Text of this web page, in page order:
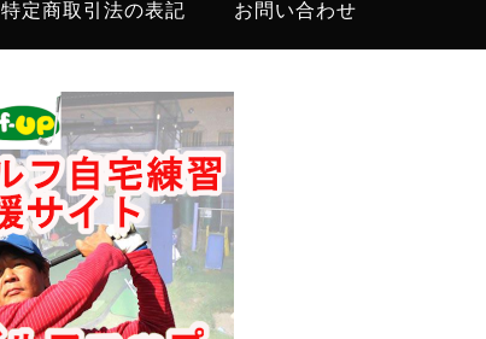
特定商取引法の表記 お問い合わせ